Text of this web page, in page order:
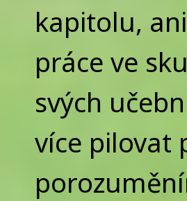
kapitolu,
práce ve
svých
více pilovat